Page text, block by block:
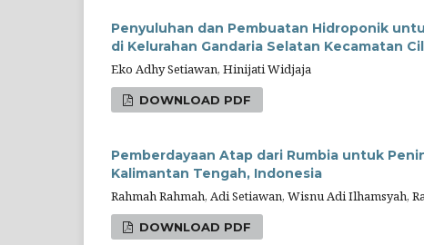
Penyuluhan dan Pembuatan Hidroponik
di Kelurahan Gandaria Selatan Kecamatan
Eko Adhy Setiawan, Hinijati Widjaja
DOWNLOAD PDF
Pemberdayaan Atap dari Rumbia untuk
Kalimantan Tengah, Indonesia
Rahmah Rahmah, Adi Setiawan, Wisnu Adi Ilhamsyah,
DOWNLOAD PDF